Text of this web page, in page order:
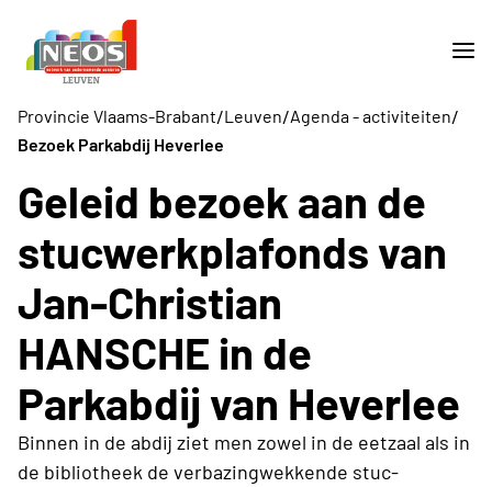
Provincie Vlaams-Brabant/Leuven/Agenda - activiteiten/
Bezoek Parkabdij Heverlee
Geleid bezoek aan de
stucwerkplafonds van
Jan-Christian
HANSCHE in de
Parkabdij van Heverlee
Binnen in de abdij ziet men zowel in de eetzaal als in
de bibliotheek de verbazingwekkende stuc-